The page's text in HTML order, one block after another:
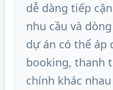
dễ dàng tiếp
nhu cầu và
dự án có thể áp
booking, thanh
chính khác